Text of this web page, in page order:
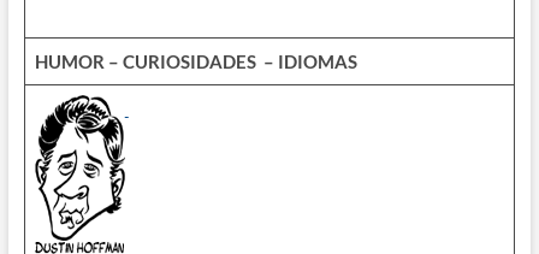
HUMOR – CURIOSIDADES – IDIOMAS